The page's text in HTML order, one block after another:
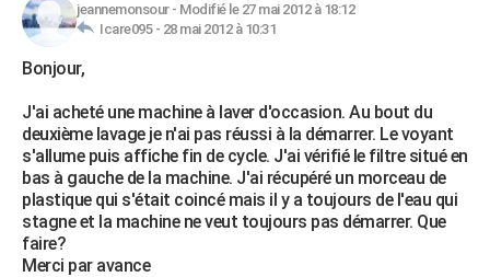
Essais
Réserver un essai
Citadines
Berlines
SUV
Forum auto
+HIGH-TECH
Mobiles
Meilleur smartphone
Internet
Ordinateurs
Jeux vidéo
Guide high-tech
+BRICOLAGE
Forum
Aménagement intérieur
Extérieur
Cuisine
Salle de bains
Jardinage
Rangement
WEEK-END
Guides de France
Escapades
Patrimoine
Expositions
Musées
Week-end nature
+LIFESTYLE
Art de vivre
Bien-être
Loisirs
Mode
Modes de vie
SANTE
Alimentation
Guide de la santé
Maladies
Médicaments
Sommeil
VOYAGE
jeannemonsour- Modifié le 27 mai 2012 à 18:12
Icare095 - 28 mai 2012 à 10:31
Bonjour,
J'ai acheté une machine à laver d'occasion. Au bout du
deuxième lavage je n'ai pas réussi à la démarrer. Le voyant
s'allume puis affiche fin de cycle. J'ai vérifié le filtre situé en
bas à gauche de la machine. J'ai récupéré un morceau de
plastique qui s'était coincé mais il y a toujours de l'eau qui
stagne et la machine ne veut toujours pas démarrer. Que
faire?
Merci par avance